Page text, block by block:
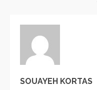
SOUAYEH KORTAS